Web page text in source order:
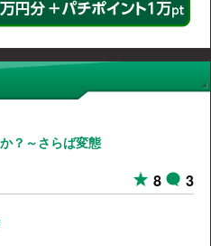
？～さらば変態
8 3